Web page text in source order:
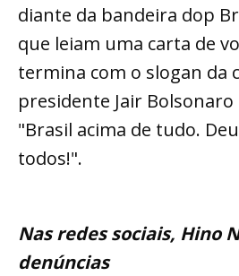
diante da bandeira dop
que leiam uma carta de
termina com o slogan da
presidente Jair Bolsonaro
"Brasil acima de tudo.
todos!".
Nas redes sociais, Hino
denúncias